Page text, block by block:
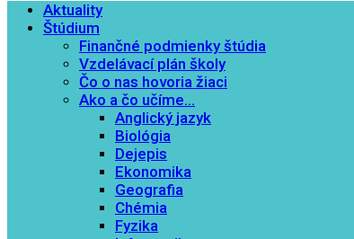
Aktuality
Štúdium
Finančné podmienky štúdia
Vzdelávací plán školy
Čo o nas hovoria žiaci
Ako a čo učíme…
Anglický jazyk
Biológia
Dejepis
Ekonomika
Geografia
Chémia
Fyzika